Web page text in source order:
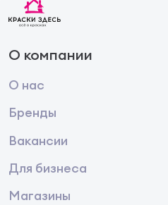
О компании
О нас
Бренды
Вакансии
Для бизнеса
Магазины